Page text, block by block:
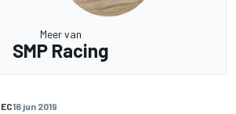
Meer van
SMP Racing
16 jun 2019